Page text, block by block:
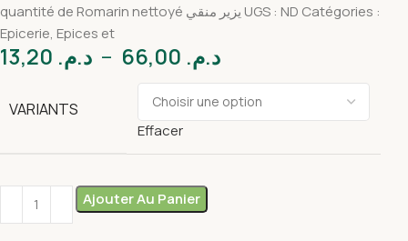
quantité de Romarin nettoyé يزير منقي UGS : ND Catégories :
Epicerie, Epices et
د.م. – د.م.
VARIANTS
Effacer
Ajouter Au Panier